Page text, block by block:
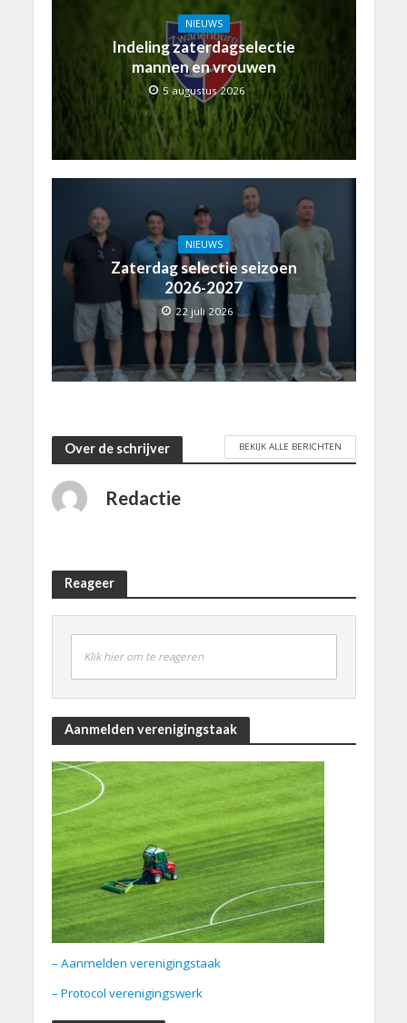
NIEUWS
Indeling zaterdagselectie
mannen en vrouwen
5 augustus 2026
NIEUWS
Zaterdag selectie seizoen
2026-2027
22 juli 2026
Over de schrijver BEKIJK ALLE BERICHTEN
Redactie
Reageer
Klik hier om te reageren
Aanmelden verenigingstaak
– Aanmelden verenigingstaak
– Protocol verenigingswerk